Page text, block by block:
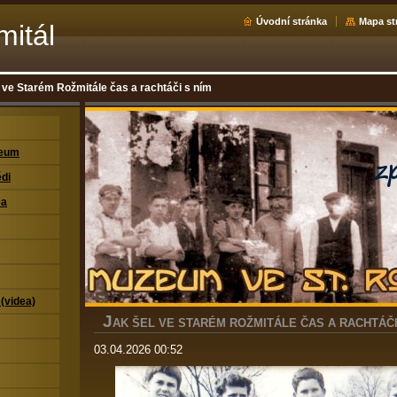
Úvodní stránka Mapa
Starém Rožmitále čas a rachtáči s ním
JAK ŠEL VE STARÉM ROŽMITÁLE ČAS A
03.04.2026 00:52